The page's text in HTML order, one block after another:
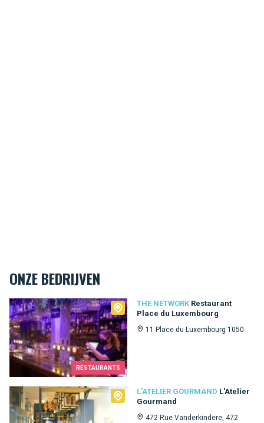
ONZE BEDRIJVEN
RESTAURANTS
THE NETWORK Restaurant
Place du Luxembourg
11 Place du Luxembourg 1050
The Network
L'ATELIER GOURMAND L'Atelier
Gourmand
472 Rue Vanderkindere, 472
L'Atelier Gourmand